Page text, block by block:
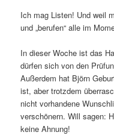
Ich mag Listen! Und weil
und „berufen“ alle im
In dieser Woche ist das
dürfen sich von den
Außerdem hat Björn
ist, aber trotzdem
nicht vorhandene
verschönern. Will sagen:
keine Ahnung!